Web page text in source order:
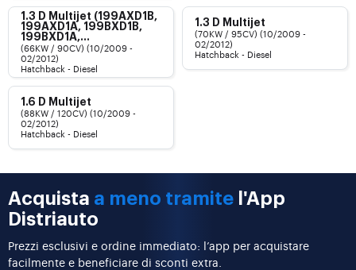
1.3 D Multijet (199AXD1B,
199AXD1A, 199BXD1B,
199BXD1A,...
(66KW / 90CV) (10/2009 -
02/2012)
Hatchback - Diesel
1.3 D Multijet
(70KW / 95CV) (10/2009 -
02/2012)
Hatchback - Diesel
1.6 D Multijet
(88KW / 120CV) (10/2009 -
02/2012)
Hatchback - Diesel
Acquista a meno tramite l'App
Distriauto
Prezzi esclusivi e ordine immediato: l’app per acquistare
facilmente e beneficiare di sconti extra.